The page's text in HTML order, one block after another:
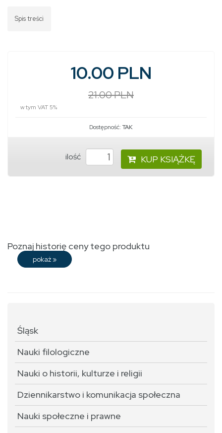
Spis treści
10.00 PLN
21.00 PLN
w tym VAT 5%
Dostępność: TAK
ilość KUP KSIĄŻKĘ
Poznaj historię ceny tego produktu
pokaż »
Śląsk
Nauki filologiczne
Nauki o historii, kulturze i religii
Dziennikarstwo i komunikacja społeczna
Nauki społeczne i prawne